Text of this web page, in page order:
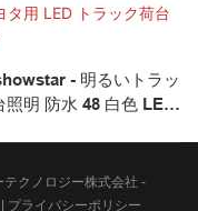
- 明るいトラッ
照明 防水 48 白色 LED
イト
クノロジー株式会社 -
プライバシーポリシー